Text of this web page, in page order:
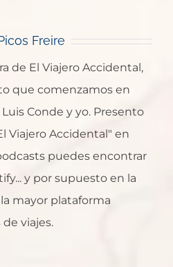
Freire
de El Viajero Accidental,
que comenzamos en
Luis Conde y yo. Presento
Viajero Accidental" en
puedes encontrar
y por supuesto en la
mayor plataforma
viajes.